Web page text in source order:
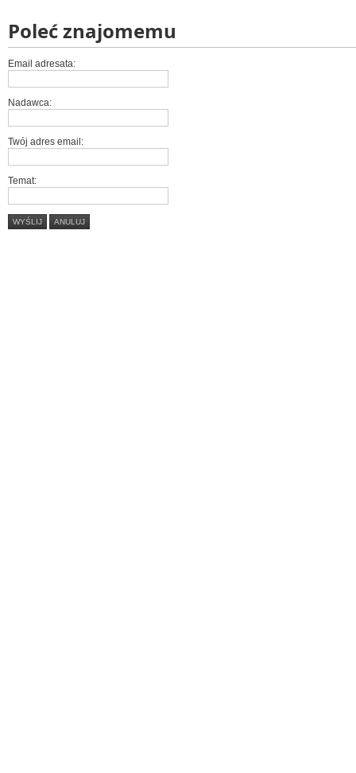
Poleć znajomemu
Email adresata:
Nadawca:
Twój adres email:
Temat:
WYŚLIJ ANULUJ